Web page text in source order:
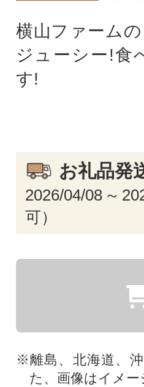
横山ファーム
ジューシー!食
す!
お礼品発
2026/04/08～
可）
※離島、北海道、
た、画像はイメー